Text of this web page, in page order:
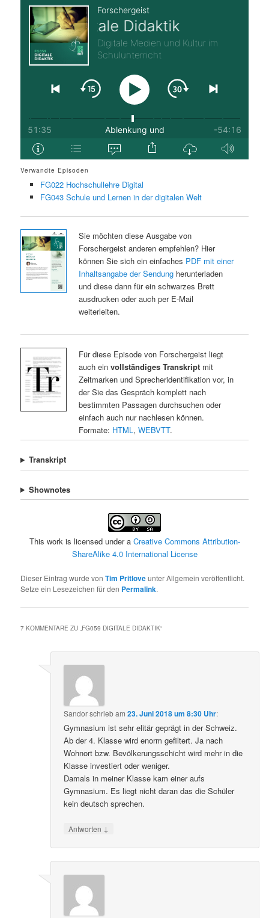
e
n
n
g
e
Verwandte Episoden
FG022 Hochschullehre Digital
FG043 Schule und Lernen in der digitalen Welt
Sie möchten diese Ausgabe von
Forschergeist anderen empfehlen? Hier
können Sie sich ein einfaches PDF mit einer
Inhaltsangabe der Sendungherunterladen
und diese dann für ein schwarzes Brett
ausdrucken oder auch per E-Mail
weiterleiten.
Für diese Episode von Forschergeist liegt
auch ein vollständiges Transkriptmit
Zeitmarken und Sprecheridentifikation vor, in
der Sie das Gespräch komplett nach
bestimmten Passagen durchsuchen oder
einfach auch nur nachlesen können.
Formate: HTML , WEBVTT.
Transkript
Shownotes
This work is licensed under a Creative Commons Attribution-
ShareAlike 4.0 International License
Dieser Eintrag wurde vonTim Pritloveunter Allgemein veröffentlicht.
Setze ein Lesezeichen für den Permalink.
7 KOMMENTARE ZU „FG059 DIGITALE DIDAKTIK“
Sandorschriebam23. Juni 2018 um 8:30 Uhr:
Gymnasium ist sehr elitär geprägt in der Schweiz.
Ab der 4. Klasse wird enorm gefiltert. Ja nach
Wohnort bzw. Bevölkerungsschicht wird mehr in die
Klasse investiert oder weniger.
Damals in meiner Klasse kam einer aufs
Gymnasium. Es liegt nicht daran das die Schüler
kein deutsch sprechen.
Antworten ↓